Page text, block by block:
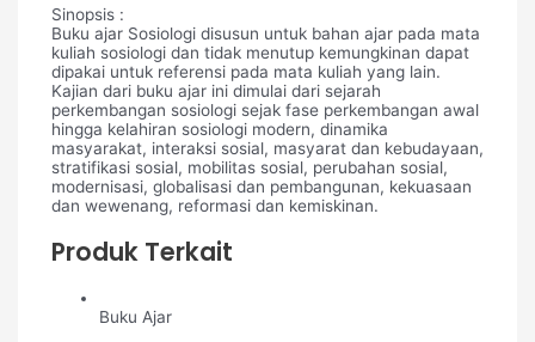
Sinopsis :
Buku ajar Sosiologi disusun untuk bahan ajar pada mata
kuliah sosiologi dan tidak menutup kemungkinan dapat
dipakai untuk referensi pada mata kuliah yang lain.
Kajian dari buku ajar ini dimulai dari sejarah
perkembangan sosiologi sejak fase perkembangan awal
hingga kelahiran sosiologi modern, dinamika
masyarakat, interaksi sosial, masyarat dan kebudayaan,
stratifikasi sosial, mobilitas sosial, perubahan sosial,
modernisasi, globalisasi dan pembangunan, kekuasaan
dan wewenang, reformasi dan kemiskinan.
Produk Terkait
Buku Ajar